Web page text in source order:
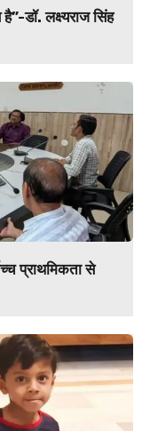
डॉ. लक्ष्यराज सिंह
प्राथमिकता से